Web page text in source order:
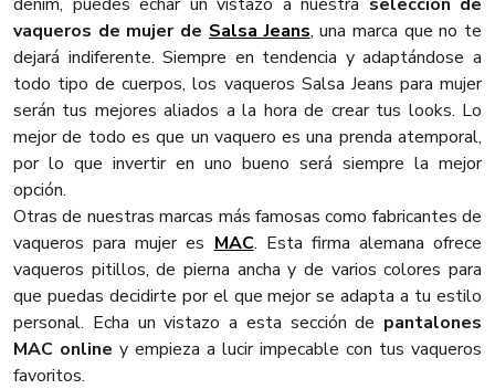
vaqueros de mujer de Salsa Jeans, una marca que no te
dejará indiferente. Siempre en tendencia y adaptándose a
todo tipo de cuerpos, los vaqueros Salsa Jeans para mujer
serán tus mejores aliados a la hora de crear tus looks. Lo
mejor de todo es que un vaquero es una prenda atemporal,
por lo que invertir en uno bueno será siempre la mejor
opción.
Otras de nuestras marcas más famosas como fabricantes de
vaqueros para mujer es MAC. Esta firma alemana ofrece
vaqueros pitillos, de pierna ancha y de varios colores para
que puedas decidirte por el que mejor se adapta a tu estilo
personal. Echa un vistazo a esta sección de pantalones
MAC online y empieza a lucir impecable con tus vaqueros
favoritos.